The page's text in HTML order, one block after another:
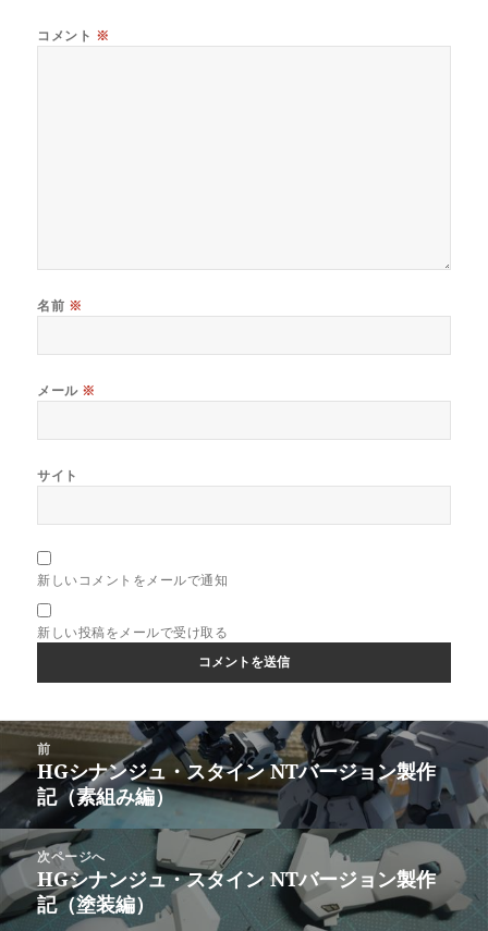
コメント ※
名前 ※
メール ※
サイト
新しいコメントをメールで通知
新しい投稿をメールで受け取る
投
稿
ナ
ゲ
ー
シ
ョ
前
前
の
投
稿:
HGシナンジュ・スタイン NTバージョン製作
記（素組み編）
次ページへ
次
の
HGシナンジュ・スタイン NTバージョン製作
記（塗装編）